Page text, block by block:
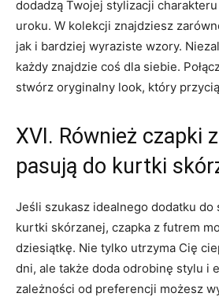
⁢dodadzą Twojej ​stylizacji
uroku. ⁤W kolekcji znajdziesz
jak i bardziej wyraziste wzory.
każdy znajdzie coś dla siebie.
stwórz oryginalny‌ look, który
XVI. Również czapki
pasują do kurtki
Jeśli szukasz⁤ idealnego ⁤dodatku
‍kurtki skórzanej, czapka z futrem
dziesiątkę. Nie‍ tylko utrzyma Cię⁣
dni, ale także doda odrobinę stylu i
zależności od⁣ preferencji możesz